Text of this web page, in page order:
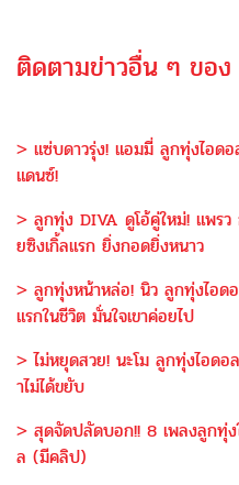
ติดตามข่าวอื่น ๆ ของ
> แซ่บดาวรุ่ง! แอมมี่ ลูกทุ่งไอด
แดนซ์!
> ลูกทุ่ง DIVA ดูโอ้คู่ใหม่! แพร
ยซิงเกิ้ลแรก ยิ่งกอดยิ่งหนาว
> ลูกทุ่งหน้าหล่อ! นิว ลูกทุ่งไอด
แรกในชีวิต มั่นใจเขาค่อยไป
> ไม่หยุดสวย! นะโม ลูกทุ่งไอด
าไม่ได้ขยับ
> สุดจัดปลัดบอก!! 8 เพลงลูกทุ่
ล (มีคลิป)